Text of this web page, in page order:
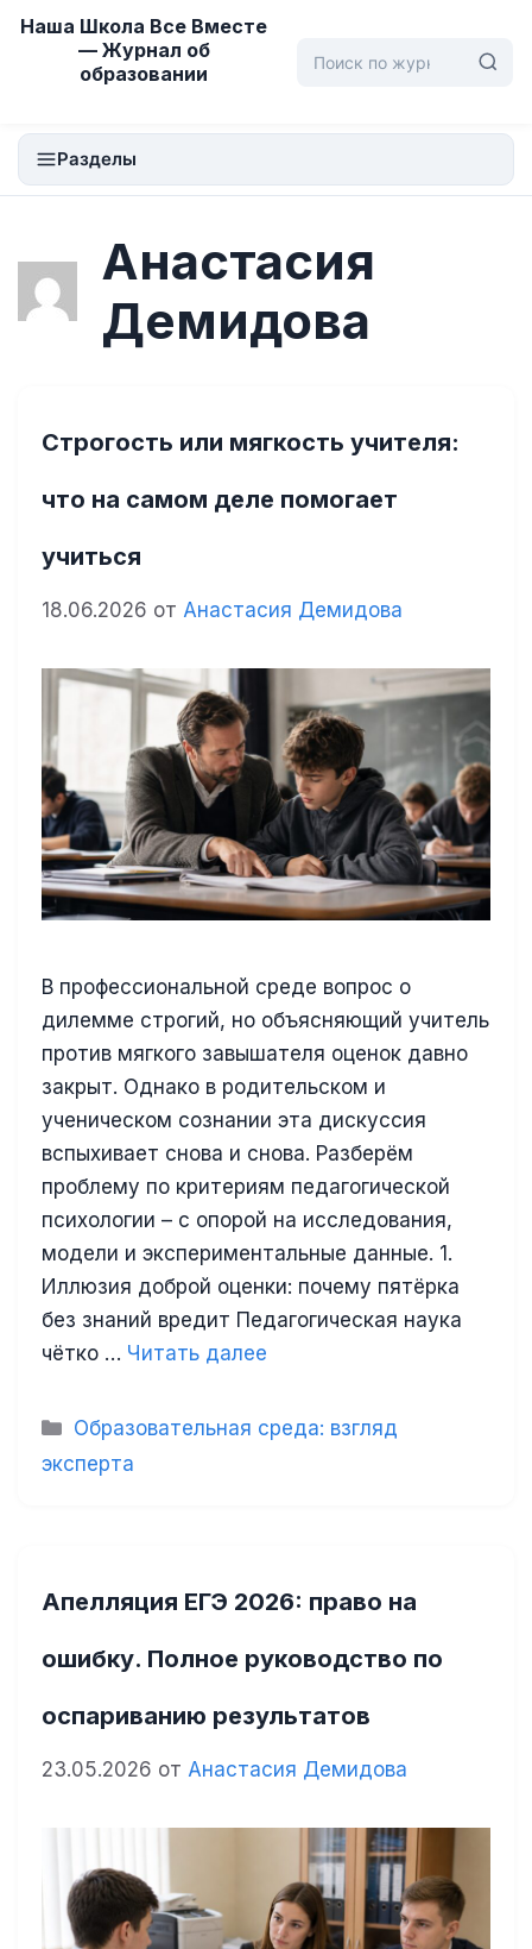
Перейти
содержимому
Наша Школа Все Вместе
— Журнал об
образовании
Разделы
Анастасия
Демидова
Строгость или мягкость учителя:
что на самом деле помогает
учиться
18.06.2026 от Анастасия Демидова
В профессиональной среде вопрос о
дилемме строгий, но объясняющий учитель
против мягкого завышателя оценок давно
закрыт. Однако в родительском и
ученическом сознании эта дискуссия
вспыхивает снова и снова. Разберём
проблему по критериям педагогической
психологии – с опорой на исследования,
модели и экспериментальные данные. 1.
Иллюзия доброй оценки: почему пятёрка
без знаний вредит Педагогическая наука
чётко … Читать далее
Рубрики
Образовательная среда: взгляд
эксперта
Апелляция ЕГЭ 2026: право на
ошибку. Полное руководство по
оспариванию результатов
23.05.2026 от Анастасия Демидова